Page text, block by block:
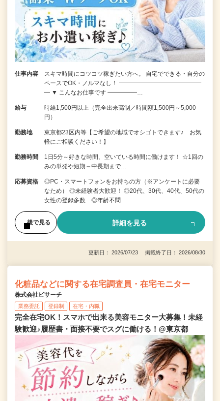
仕事内容
スキマ時間にコツコツ稼ぎたい方へ。 自宅でできる・自分の
ペースでOK・ノルマなし！ ━━━━━━━━━━━━━━
━ ▼ こんなお仕事です ━━━━━…
給与
時給1,500円以上（完全出来高制／時間額1,500円～5,000
円）
勤務地
東京都23区内等【ご希望の地域でオシゴトできます♪ お気
軽にご相談ください！】
勤務時間
1日5分～好きな時間、空いている時間に働けます！ ☆1回の
みの単発や短期～中長期まで…
応募資格
◎PC・スマートフォンをお持ちの方（※アンケートに必要
なため） ◎未経験者大歓迎！ ◎20代、30代、40代、50代の
女性の登録多数 ◎年齢不問
後で見る 詳細を見る
更新日： 2026/07/23 掲載終了日： 2026/08/30
化粧品などに関する在宅調査員・在宅モニター
株式会社ビサーチ
業務委託 登録制 在宅・内職
完全在宅OK！スマホで出来る美容モニター大募集！未経
験歓迎♪履歴書・面接不要でスグに働ける！@東京都